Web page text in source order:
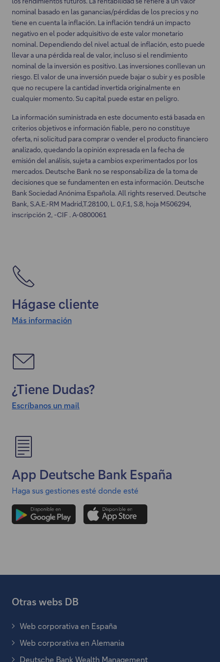
nominal basado en las ganancias/pérdidas de los precios y no
tiene en cuenta la inflación. La inflación tendrá un impacto
negativo en el poder adquisitivo de este valor monetario
nominal. Dependiendo del nivel actual de inflación, esto puede
llevar a una pérdida real de valor, incluso si el rendimiento
nominal de la inversión es positivo. Las inversiones conllevan un
riesgo. El valor de una inversión puede bajar o subir y es posible
que no recupere la cantidad invertida originalmente en
cualquier momento. Su capital puede estar en peligro.
La información suministrada en este documento está basada en
criterios objetivos e información fiable, pero no constituye
oferta, ni solicitud para comprar o vender el producto financiero
analizado, quedando la opinión expresada en la fecha de
emisión del análisis, sujeta a cambios experimentados por los
mercados. Deutsche Bank no se responsabiliza de la toma de
decisiones que se fundamenten en esta información. Deutsche
Bank Sociedad Anónima Española. All rights reserved. Deutsche
Bank, S.A.E.-RM Madrid,T.28100, L. 0,F.1, S.8, hoja M506294,
inscripción 2, -CIF . A-0800061
Hágase cliente
Más información
¿Tiene Dudas?
Escríbanos un mail
"
l
e
l
a
e
a
e
u
a
v
App Deutsche Bank España
Haga sus gestiones esté donde esté
Otras webs DB
Web corporativa en España
E
s
Web corporativa en Alemania
E
s
Deutsche Bank Wealth Management